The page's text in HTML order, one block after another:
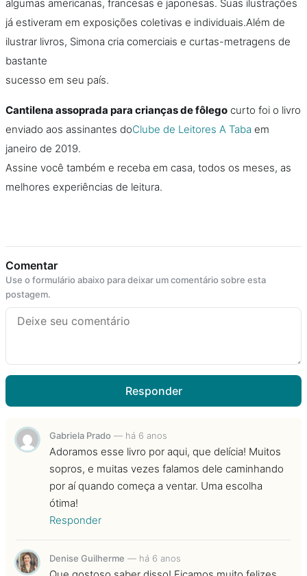
algumas americanas, francesas e japonesas. Suas ilustrações
já estiveram em exposições coletivas e individuais.Além de
ilustrar livros, Simona cria comerciais e curtas-metragens de
bastante
sucesso em seu país.
Cantilena assoprada para crianças de fôlego curto foi o livro
enviado aos assinantes doClube de Leitores A Taba em
janeiro de 2019.
Assine você também e receba em casa, todos os meses, as
melhores experiências de leitura.
Comentar
Use o formulário abaixo para deixar um comentário sobre esta
postagem.
Responder
Gabriela Prado — há 6 anos
Adoramos esse livro por aqui, que delícia! Muitos
sopros, e muitas vezes falamos dele caminhando
por aí quando começa a ventar. Uma escolha
ótima!
Responder
Denise Guilherme — há 6 anos